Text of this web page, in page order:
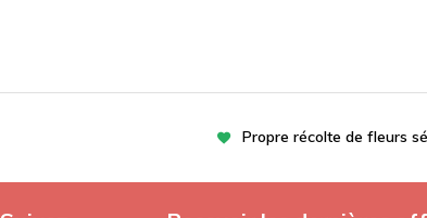
Propre récolte de fleurs